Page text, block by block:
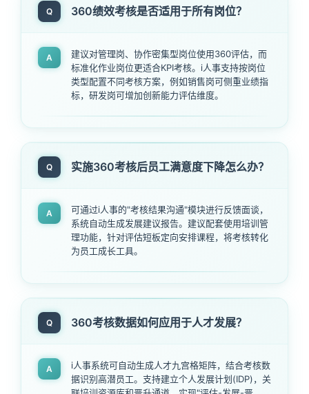
Q 360绩效考核是否适用于所有岗位？
A
建议对管理岗、协作密集型岗位使用360评估，而
标准化作业岗位更适合KPI考核。i人事支持按岗位
类型配置不同考核方案，例如销售岗可侧重业绩指
标，研发岗可增加创新能力评估维度。
Q 实施360考核后员工满意度下降怎么办？
A
可通过i人事的"考核结果沟通"模块进行反馈面谈，
系统自动生成发展建议报告。建议配套使用培训管
理功能，针对评估短板定向安排课程，将考核转化
为员工成长工具。
Q 360考核数据如何应用于人才发展？
A
i人事系统可自动生成人才九宫格矩阵，结合考核数
据识别高潜员工。支持建立个人发展计划(IDP)，关